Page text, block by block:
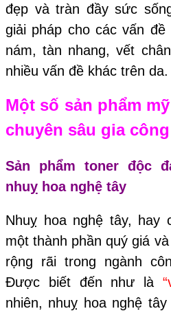
đẹp và tràn đầy sức
giải pháp cho các vấn
nám, tàn nhang, vết
nhiều vấn đề khác trên da.
Một số sản phẩm
chuyên sâu gia
Sản phẩm toner độc
nhuỵ hoa nghệ tây
Nhuỵ hoa nghệ tây, hay
một thành phần quý giá
rộng rãi trong ngành
Được biết đến như là
nhiên, nhuỵ hoa nghệ